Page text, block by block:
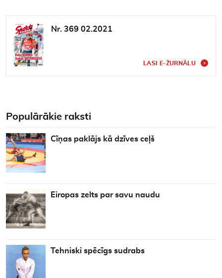
Nr. 369 02.2021
LASI E-ŽURNĀLU
Populārākie raksti
Cīņas paklājs kā dzīves ceļš
Eiropas zelts par savu naudu
Tehniski spēcīgs sudrabs